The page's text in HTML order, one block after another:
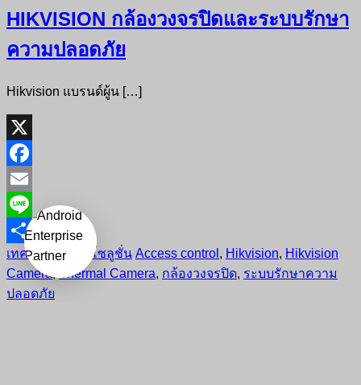
HIKVISION กล้องวงจรปิดและระบบรักษา
ความปลอดภัย
Hikvision แบรนด์ผู้น […]
X
Facebook
Email
Line
Share
เทคโนโลยีและโซลูชั่น Access control , Hikvision, Hikvision
Camera
Thermal Camera, กล้องวงจรปิด, ระบบรักษาความ
ปลอดภัย